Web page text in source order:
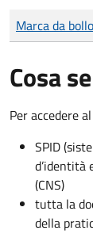
Tipo di
Importo
Marca da bollo
Cosa
Per accedere
SPID
d’identità
(CNS)
tutta la
della